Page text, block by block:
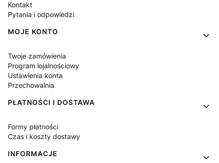
Kontakt
Pytania i odpowiedzi
MOJE KONTO
Twoje zamówienia
Program lojalnościowy
Ustawienia konta
Przechowalnia
PŁATNOŚCI I DOSTAWA
Formy płatności
Czas i koszty dostawy
INFORMACJE